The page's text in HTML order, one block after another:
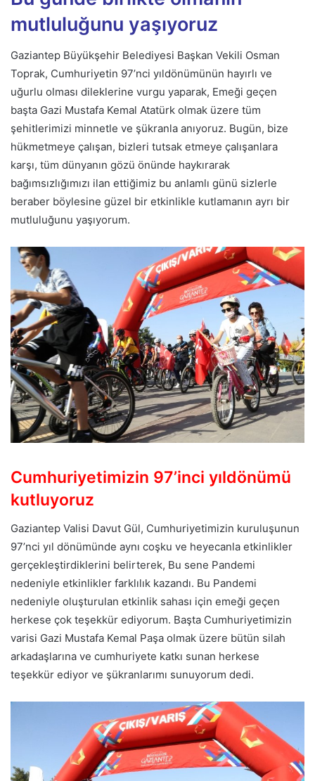
mutluluğunu yaşıyoruz
Gaziantep Büyükşehir Belediyesi Başkan Vekili Osman
Toprak, Cumhuriyetin 97’nci yıldönümünün hayırlı ve
uğurlu olması dileklerine vurgu yaparak, Emeği geçen
başta Gazi Mustafa Kemal Atatürk olmak üzere tüm
şehitlerimizi minnetle ve şükranla anıyoruz. Bugün, bize
hükmetmeye çalışan, bizleri tutsak etmeye çalışanlara
karşı, tüm dünyanın gözü önünde haykırarak
bağımsızlığımızı ilan ettiğimiz bu anlamlı günü sizlerle
beraber böylesine güzel bir etkinlikle kutlamanın ayrı bir
mutluluğunu yaşıyorum.
Cumhuriyetimizin 97’inci yıldönümü
kutluyoruz
Gaziantep Valisi Davut Gül, Cumhuriyetimizin kuruluşunun
97’nci yıl dönümünde aynı coşku ve heyecanla etkinlikler
gerçekleştirdiklerini belirterek, Bu sene Pandemi
nedeniyle etkinlikler farklılık kazandı. Bu Pandemi
nedeniyle oluşturulan etkinlik sahası için emeği geçen
herkese çok teşekkür ediyorum. Başta Cumhuriyetimizin
varisi Gazi Mustafa Kemal Paşa olmak üzere bütün silah
arkadaşlarına ve cumhuriyete katkı sunan herkese
teşekkür ediyor ve şükranlarımı sunuyorum dedi.